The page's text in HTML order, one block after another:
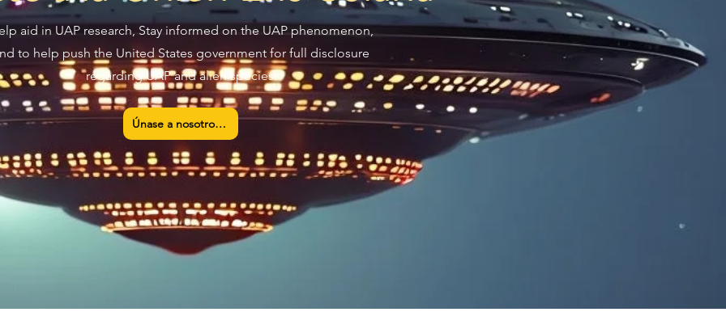
aid in UAP research, Stay informed on the UAP phenomenon,
to help push the United States government for full disclosure
regarding UAP and alien species.
Únase a nosotros ahora